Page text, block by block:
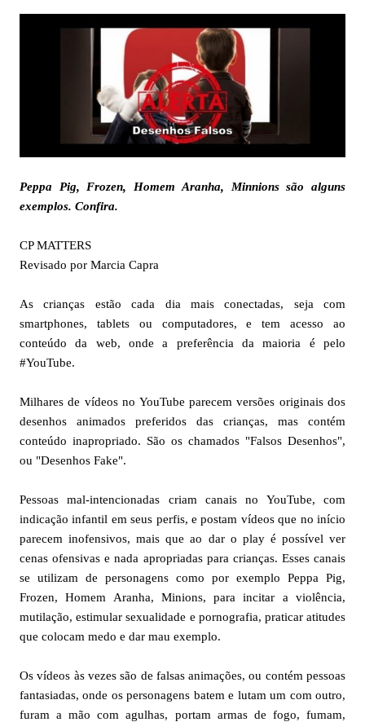
Peppa Pig, Frozen, Homem Aranha, Minnions são alguns
exemplos. Confira.
CP MATTERS
Revisado por Marcia Capra
As crianças estão cada dia mais conectadas, seja com
smartphones, tablets ou computadores, e tem acesso ao
conteúdo da web, onde a preferência da maioria é pelo
#YouTube.
Milhares de vídeos no YouTube parecem versões originais dos
desenhos animados preferidos das crianças, mas contém
conteúdo inapropriado. São os chamados "Falsos Desenhos",
ou "Desenhos Fake".
Pessoas mal-intencionadas criam canais no YouTube, com
indicação infantil em seus perfis, e postam vídeos que no início
parecem inofensivos, mais que ao dar o play é possível ver
cenas ofensivas e nada apropriadas para crianças. Esses canais
se utilizam de personagens como por exemplo Peppa Pig,
Frozen, Homem Aranha, Minions, para incitar a violência,
mutilação, estimular sexualidade e pornografia, praticar atitudes
que colocam medo e dar mau exemplo.
Os vídeos às vezes são de falsas animações, ou contém pessoas
fantasiadas, onde os personagens batem e lutam um com outro,
furam a mão com agulhas, portam armas de fogo, fumam,